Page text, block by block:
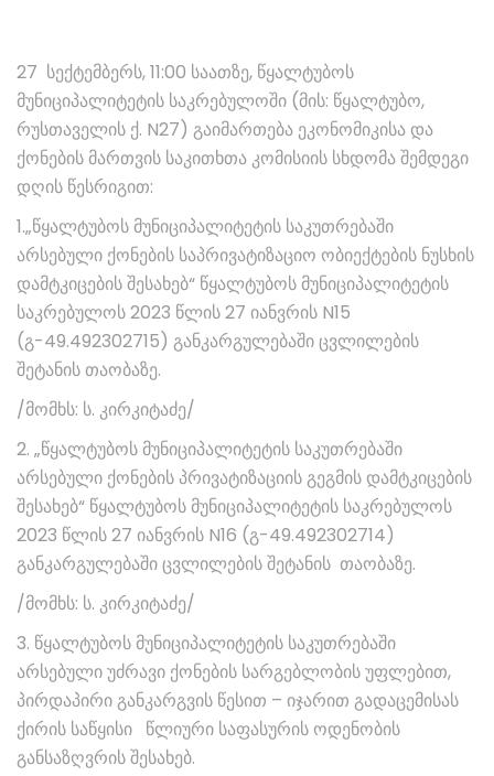
27 სექტემბერს, 11:00 საათზე, წყალტუბოს
მუნიციპალიტეტის საკრებულოში (მის: წყალტუბო,
რუსთაველის ქ. N27) გაიმართება ეკონომიკისა და
ქონების მართვის საკითხთა კომისიის სხდომა შემდეგი
დღის წესრიგით:
1.„წყალტუბოს მუნიციპალიტეტის საკუთრებაში
არსებული ქონების საპრივატიზაციო ობიექტების ნუსხის
დამტკიცების შესახებ“ წყალტუბოს მუნიციპალიტეტის
საკრებულოს 2023 წლის 27 იანვრის N15
(გ-49.492302715) განკარგულებაში ცვლილების
შეტანის თაობაზე.
/მომხს: ს. კირკიტაძე/
2. „წყალტუბოს მუნიციპალიტეტის საკუთრებაში
არსებული ქონების პრივატიზაციის გეგმის დამტკიცების
შესახებ“ წყალტუბოს მუნიციპალიტეტის საკრებულოს
2023 წლის 27 იანვრის N16 (გ-49.492302714)
განკარგულებაში ცვლილების შეტანის თაობაზე.
/მომხს: ს. კირკიტაძე/
3. წყალტუბოს მუნიციპალიტეტის საკუთრებაში
არსებული უძრავი ქონების სარგებლობის უფლებით,
პირდაპირი განკარგვის წესით – იჯარით გადაცემისას
ქირის საწყისი წლიური საფასურის ოდენობის
განსაზღვრის შესახებ.